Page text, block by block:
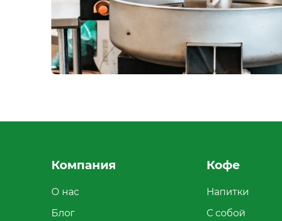
Компания
О нас
Блог
Кофе
Напитки
С собой